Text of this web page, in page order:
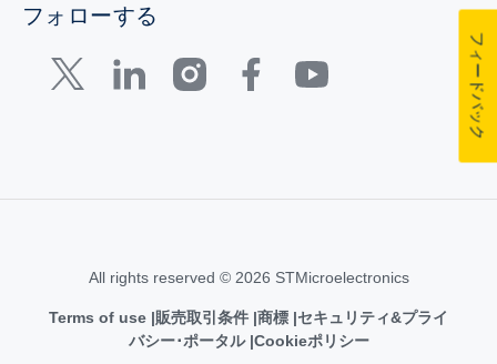
フォローする
All rights reserved © 2026 STMicroelectronics
Terms of use 販売取引条件 商標 セキュリティ&プライ
バシー･ポータル Cookieポリシー
フィードバック